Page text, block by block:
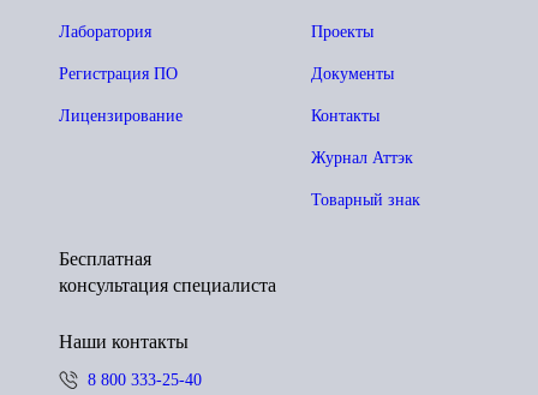
Проекты
Документы
Контакты
Журнал Аттэк
Товарный знак
Лаборатория
Регистрация ПО
Лицензирование
Бесплатная
консультация специалиста
Наши контакты
8 800 333-25-40